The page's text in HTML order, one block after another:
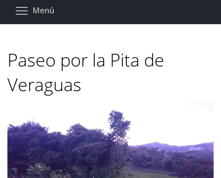
Pasar
Menú
Paseo por la Pita de
Veraguas